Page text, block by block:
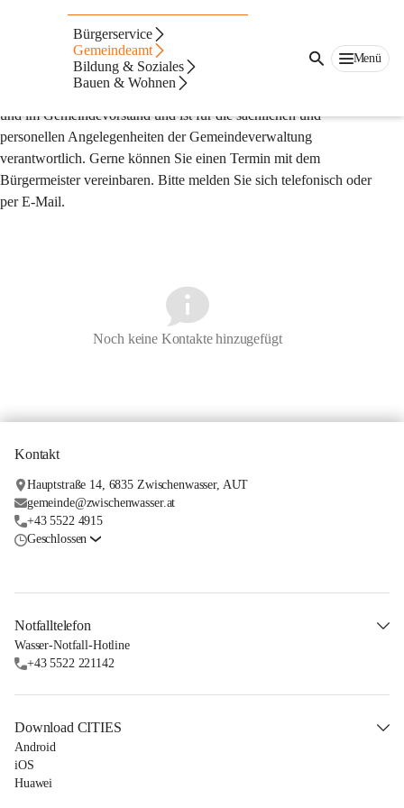
Bürgerservice
Gemeindeamt
Bildung & Soziales
Bauen & Wohnen
Menü
Bürgermeister
Der Bürgermeister wird direkt von den Gemeindebürgerinnen
und Gemeindebürgern gewählt. Er vertritt die Gemeinde nach
innen und außen, führt den Vorsitz in der Gemeindevertretung
und im Gemeindevorstand und ist für die sachlichen und
personellen Angelegenheiten der Gemeindeverwaltung
verantwortlich. Gerne können Sie einen Termin mit dem
Bürgermeister vereinbaren. Bitte melden Sie sich telefonisch oder
per E-Mail.
Noch keine Kontakte hinzugefügt
Kontakt
Hauptstraße 14, 6835 Zwischenwasser, AUT
gemeinde@zwischenwasser.at
+43 5522 4915
Geschlossen
Notfalltelefon
Wasser-Notfall-Hotline
+43 5522 221142
Download CITIES
Android
iOS
Huawei